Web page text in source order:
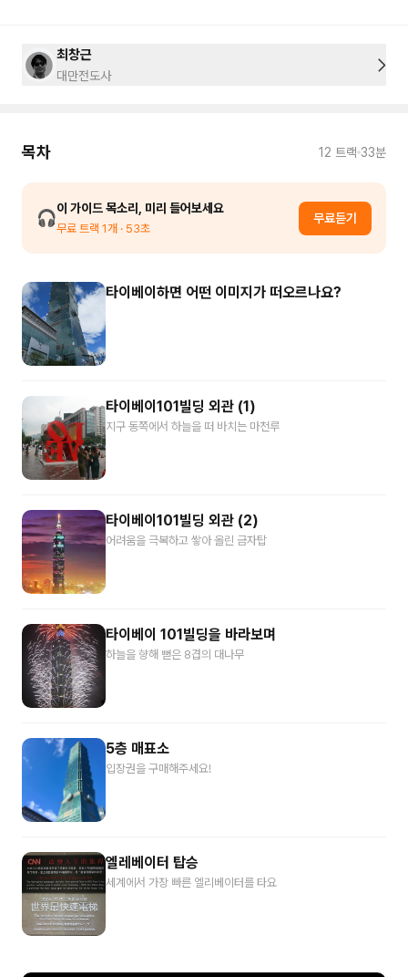
최창근
대만전도사
목차 12 트랙 33분
🎧이 가이드 목소리, 미리 들어보세요
무료 트랙 1개 · 53초
무료듣기
타이베이하면 어떤 이미지가 떠오르나요?
타이베이101빌딩 외관 (1)
지구 동쪽에서 하늘을 떠 바치는 마천루
타이베이101빌딩 외관 (2)
어려움을 극복하고 쌓아 올린 금자탑
타이베이 101빌딩을 바라보며
하늘을 향해 뻗은 8겹의 대나무
5층 매표소
입장권을 구매해주세요!
엘레베이터 탑승
세계에서 가장 빠른 엘리베이터를 타요